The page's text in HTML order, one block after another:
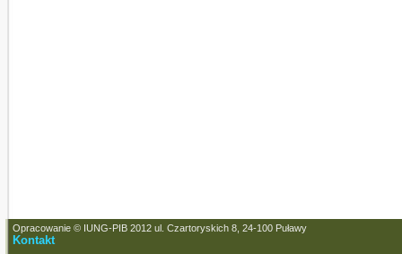
Opracowanie © IUNG-PIB 2012 ul. Czartoryskich 8, 24-100 Puławy
Kontakt